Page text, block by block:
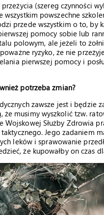
(szereg czynności
powszechne
przede wszystkim o to, by
pomocy sobie lub
polowym, ale jeżeli to
ryzyko, że nie
pierwszej pomocy i
potrzeba zmian?
zawsze jest i będzie
że musimy wyszkolić tzw.
Wojskowej Służby Zdrowia
Jego zadaniem
leków i sprawowanie
że kupowałby on czas